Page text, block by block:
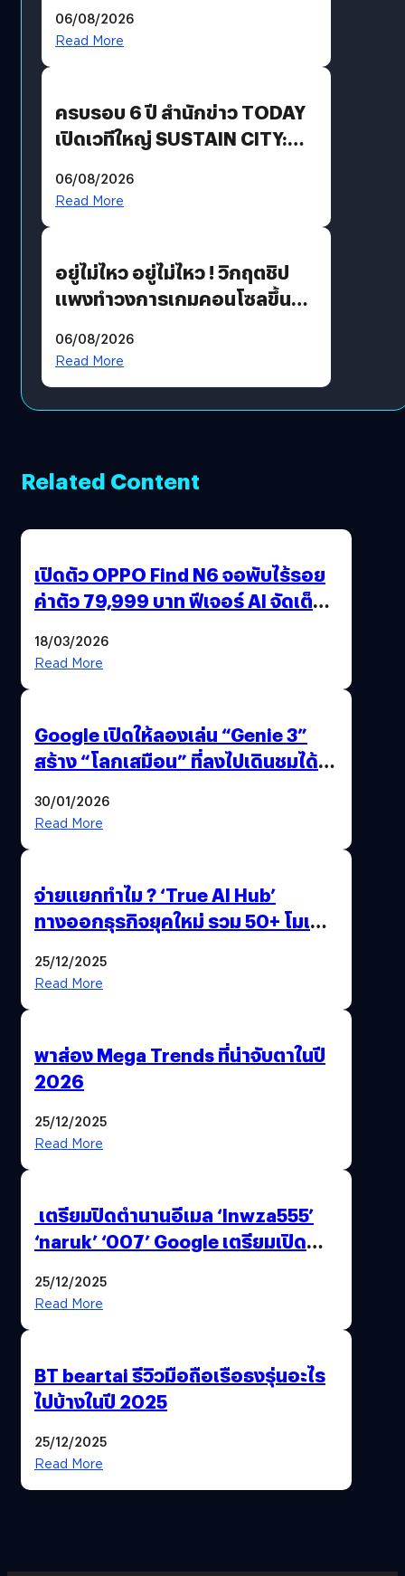
Revenue เร่งเครื่อง New
06/08/2026
Read More
ครบรอบ 6 ปี สำนักข่าว TODAY
เปิดเวทีใหญ่ SUSTAIN CITY:
แนวทางปรับตัวสู่เศรษฐกิจสี
06/08/2026
Read More
อยู่ไม่ไหว อยู่ไม่ไหว ! วิกฤตชิป
แพงทำวงการเกมคอนโซลขึ้น
?
06/08/2026
Read More
Related Content
เปิดตัว OPPO Find N6 จอพับไร้รอย
ค่าตัว 79,999 บาท ฟีเจอร์ AI จัดเต็ม
18/03/2026
Read More
Google เปิดให้ลองเล่น “Genie 3”
สร้าง “โลกเสมือน” ที่ลงไปเดินชมได้
30/01/2026
Read More
จ่ายแยกทำไม ? ‘True AI Hub’
ทางออกธุรกิจยุคใหม่ รวม 50+ โมเดล
25/12/2025
Read More
พาส่อง Mega Trends ที่น่าจับตาในปี
2026
25/12/2025
Read More
เตรียมปิดตำนานอีเมล ‘lnwza555’
‘naruk’ ‘007’ Google เตรียมเปิด
25/12/2025
Read More
BT beartai รีวิวมือถือเรือธงรุ่นอะไร
ไปบ้างในปี 2025
25/12/2025
Read More